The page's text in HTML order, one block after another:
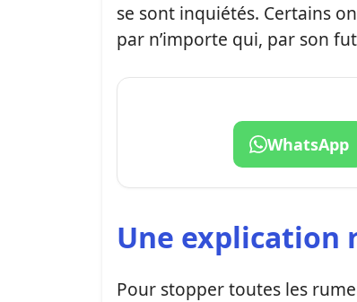
se sont inquiétés. Certains
par n’importe qui, par son
WhatsApp
Une explication
Pour stopper toutes les